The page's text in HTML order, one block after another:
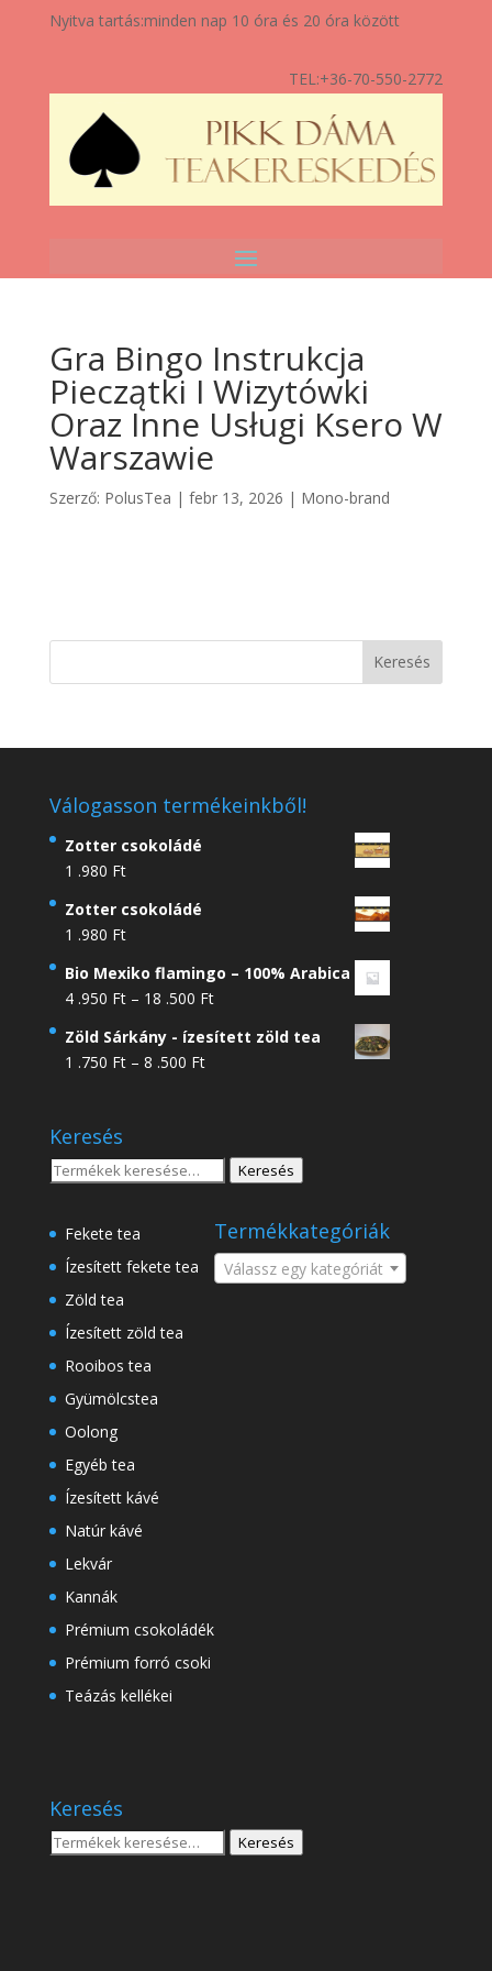
Nyitva tartás:minden nap 10 óra és 20 óra között
TEL:+36-70-550-2772
Gra Bingo Instrukcja
Pieczątki I Wizytówki
Oraz Inne Usługi Ksero W
Warszawie
Szerző: PolusTea | febr 13, 2026 | Mono-brand
Válogasson termékeinkből!
Zotter csokoládé
1 .980 Ft
Zotter csokoládé
1 .980 Ft
Bio Mexiko flamingo – 100% Arabica
4 .950 Ft – 18 .500 FtÁrtartomány:
.950 Ft
Zöld Sárkány - ízesített zöld tea
1 .750 Ft – 8 .500 FtÁrtartomány:
8
.500 Ft
Keresés
Keresés
Keresés
Fekete tea
Ízesített fekete tea
Zöld tea
Ízesített zöld tea
Rooibos tea
Gyümölcstea
Oolong
Egyéb tea
Ízesített kávé
Natúr kávé
Lekvár
Kannák
Prémium csokoládék
Prémium forró csoki
Teázás kellékei
Termékkategóriák
Válassz egy kategóriát
Keresés
Keresés
Keresés